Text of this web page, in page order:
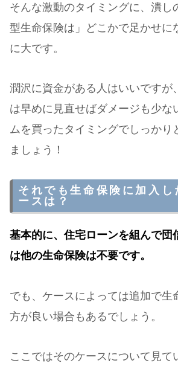
そんな激動のタイミングに、潰し
型生命保険は」どこかで足かせに
に大です。
潤沢に資金がある人はいいですが
は早めに見直せばダメージも少な
ムを買ったタイミングでしっかり
ましょう！
それでも生命保険に加入し
ースは？
基本的に、住宅ローンを組んで団
は他の生命保険は不要です。
でも、ケースによっては追加で生
方が良い場合もあるでしょう。
ここではそのケースについて見て